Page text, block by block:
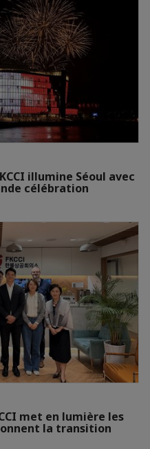
illumine Séoul avec
célébration
met en lumière les
la transition